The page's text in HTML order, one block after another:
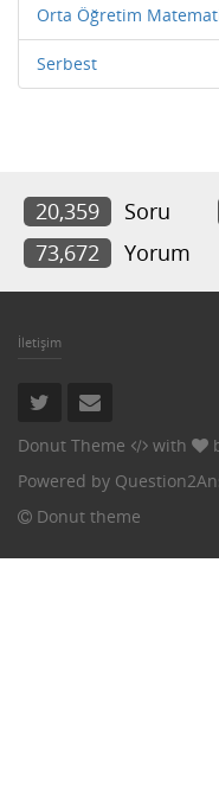
Orta Öğretim
Serbest
20,359 Soru
73,672
Yorum
İletişim
Donut Theme with
Powered by
Donut theme